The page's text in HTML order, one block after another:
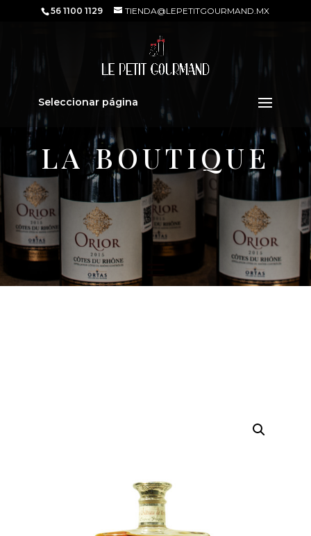
56 1100 1129 TIENDA@LEPETITGOURMAND.MX
Seleccionar página
Sold out
LA BOUTIQUE